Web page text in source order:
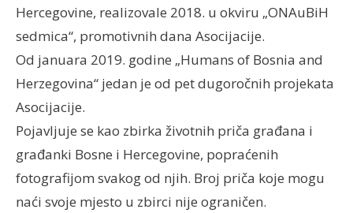
Hercegovine, realizovale 2018. u okviru „ONAuBiH
sedmica“, promotivnih dana Asocijacije.
Od januara 2019. godine „Humans of Bosnia and
Herzegovina“ jedan je od pet dugoročnih projekata
Asocijacije.
Pojavljuje se kao zbirka životnih priča građana i
građanki Bosne i Hercegovine, popraćenih
fotografijom svakog od njih. Broj priča koje mogu
naći svoje mjesto u zbirci nije ograničen.